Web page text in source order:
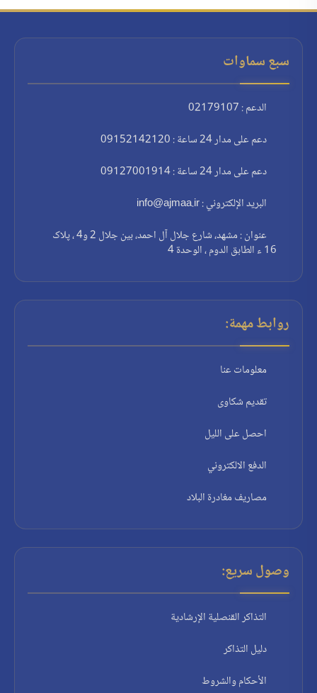
سبع سماوات
الدعم : 02179107
دعم على مدار 24 ساعة : 09152142120
دعم على مدار 24 ساعة : 09127001914
البريد الإلكتروني : info@ajmaa.ir
عنوان : مشهد، شارع جلال آل احمد، بين جلال 2 و4 ، پلاک
16 ء الطابق الدوم ، الوحدة 4
روابط مهمة:
معلومات عنا
تقديم شكاوى
احصل على الليل
الدفع الالكتروني
مصاريف مغادرة البلاد
وصول سريع:
التذاكر القنصلية الإرشادية
دليل التذاكر
الأحكام والشروط